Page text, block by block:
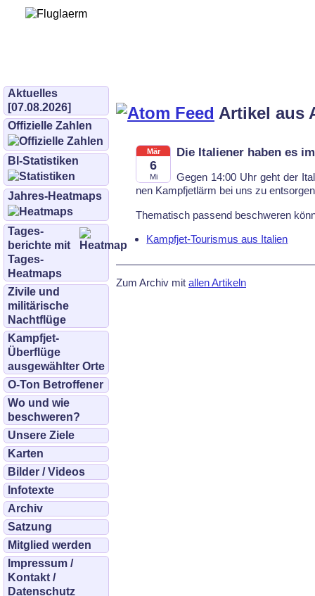
Aktuelles
[07.08.2026]
Offizielle Zahlen
BI-Statistiken
Jahres-Heatmaps
Tages­
berichte mit
Tages-
Heatmaps
Zivile und
militärische
Nachtflüge
Kampfjet-
Überflüge
ausgewählter Orte
O-Ton Betroffener
Wo und wie
beschweren?
Unsere Ziele
Karten
Bilder / Videos
Infotexte
Archiv
Satzung
Mitglied werden
Impressum /
Kontakt /
Datenschutz
Artikel aus
Mär
6
Mi
Die Italiener haben es
Ge­gen 14:00 Uhr geht der
nen Kampf­jet­lärm bei uns zu
The­ma­tisch pas­send be­schwe­ren
Kampfjet-Tourismus aus Italien
Zum Archiv mit allen Artikeln